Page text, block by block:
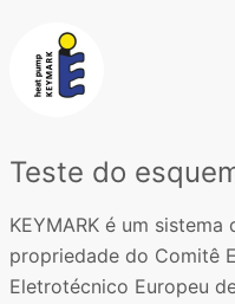
Teste do
KEYMARK é um
propriedade do Comitê
Eletrotécnico Europeu